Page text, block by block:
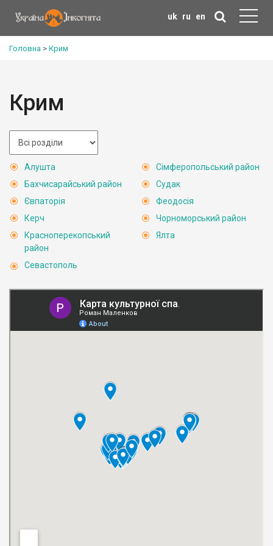
uk ru en
Головна > Крим
Крим
Алушта
Бахчисарайський район
Євпаторія
Керч
Красноперекопський
район
Севастополь
Сімферопольський район
Судак
Феодосія
Чорноморський район
Ялта